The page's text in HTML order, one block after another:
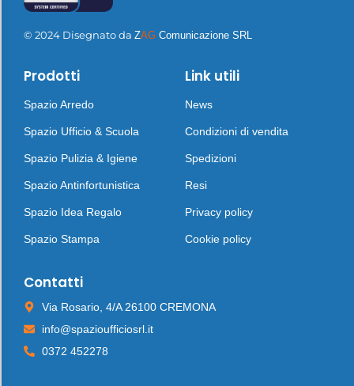
© 2024 Disegnato da ZAG Comunicazione SRL
Prodotti
Spazio Arredo
Spazio Ufficio & Scuola
Spazio Pulizia & Igiene
Spazio Antinfortunistica
Spazio Idea Regalo
Spazio Stampa
Link utili
News
Condizioni di vendita
Spedizioni
Resi
Privacy policy
Cookie policy
Contatti
Via Rosario, 4/A 26100 CREMONA
info@spazioufficiosrl.it
0372 452278